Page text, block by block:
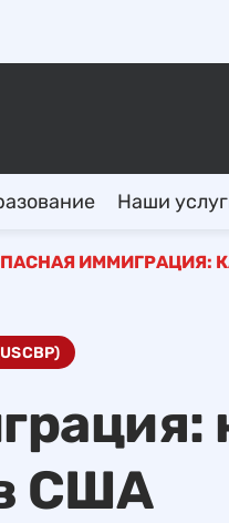
Наши
ИММИГРАЦИЯ:
США